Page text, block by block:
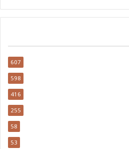
607
598
416
255
58
53